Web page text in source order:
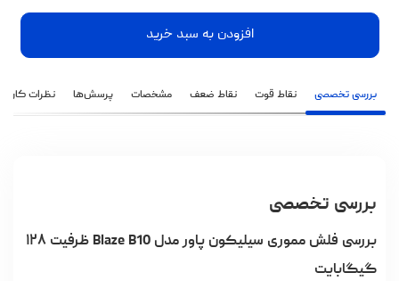
افزودن به سبد خرید
بررسی تخصصی نقاط قوت نقاط ضعف مشخصات پرسش‌ها نظرات
بررسی تخصصی
بررسی فلش مموری سیلیکون پاور مدل Blaze B10 ظرفیت ۱۲۸
گیگابایت